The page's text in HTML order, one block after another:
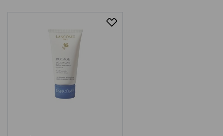
Lancome, Lancôme, deororantti, ihonhoito,